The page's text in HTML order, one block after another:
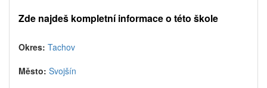
Zde najdeš kompletní informace o této škole
Okres: Tachov
Město: Svojšín